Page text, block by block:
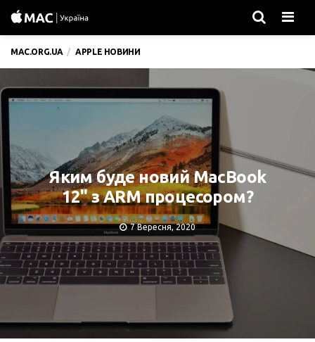
MAC.ORG.UA APPLE НОВИНИ
Яким буде новий MacBook
12" з ARM процесором?
7 Вересня, 2020